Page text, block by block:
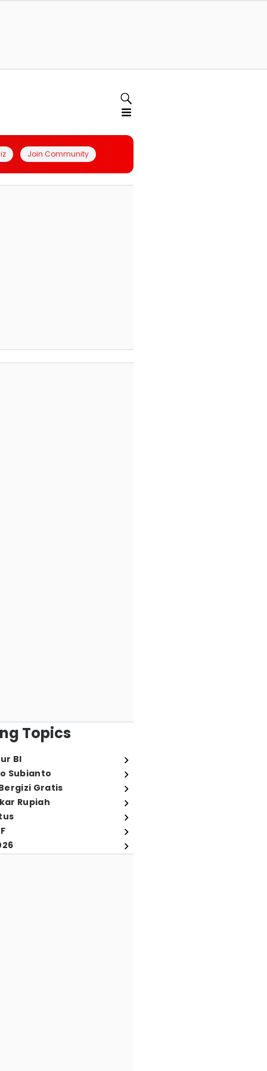
Join Community
Topics
BI
Subianto
Gratis
Rupiah